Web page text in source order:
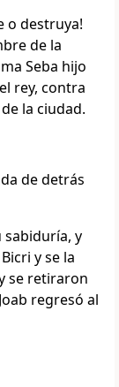
o destruya!
de la
Seba hijo
rey, contra
la ciudad.
de detrás
sabiduría, y
y se la
se retiraron
regresó al